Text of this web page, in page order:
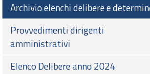
Archivio elenchi delibere e
Provvedimenti dirigenti
amministrativi
Elenco Delibere anno 2024